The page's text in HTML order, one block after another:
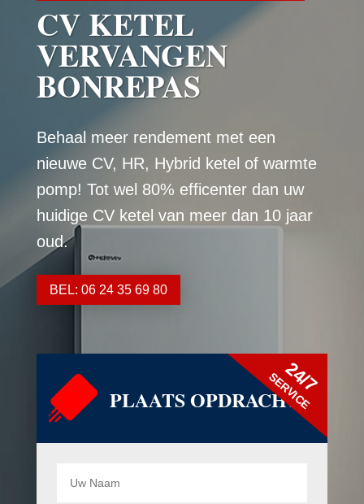
CV KETEL
VERVANGEN
BONREPAS
Behaal meer rendement met een
nieuwe CV, HR, Hybrid ketel of warmte
pomp! Tot wel 80% efficenter dan uw
huidige CV ketel van meer dan 10 jaar
oud.
BEL: 06 24 35 69 80
PLAATS OPDRACHT
24/7
SERVICE